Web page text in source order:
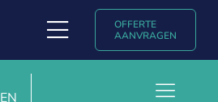
Toggle
Navigation
OFFERTE
AANVRAGEN